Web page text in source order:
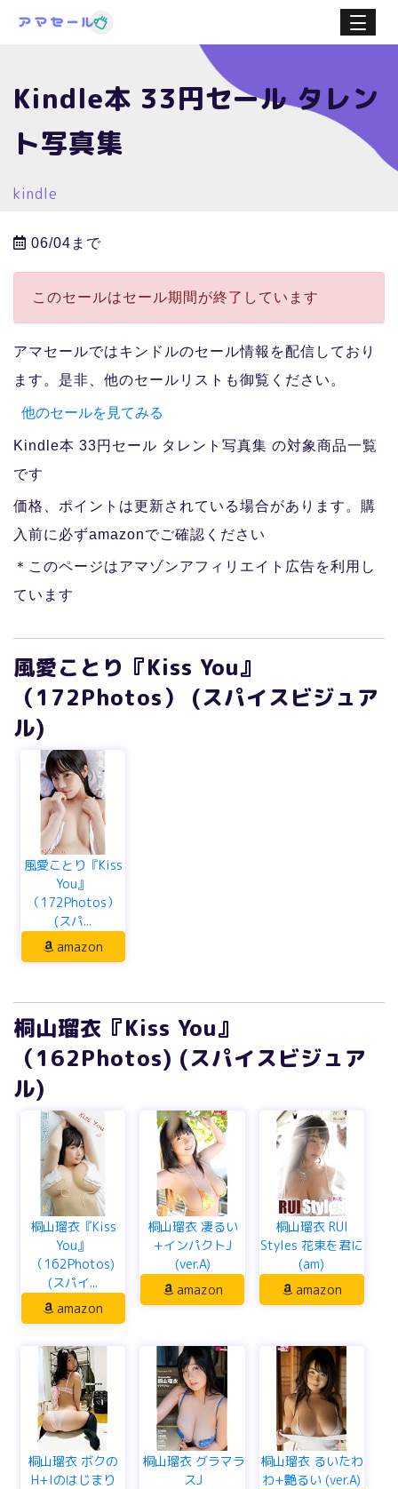
Kindle本 33円セール タレン
ト写真集
kindle
06/04まで
このセールはセール期間が終了しています
アマセールではキンドルのセール情報を配信しており
ます。是非、他のセールリストも御覧ください。
他のセールを見てみる
Kindle本 33円セール タレント写真集 の対象商品一覧
です
価格、ポイントは更新されている場合があります。購
入前に必ずamazonでご確認ください
＊このページはアマゾンアフィリエイト広告を利用し
ています
風愛ことり『Kiss You』
（172Photos） (スパイスビジュア
ル)
風愛ことり『Kiss
You』
（172Photos）
(スパ...
amazon
桐山瑠衣『Kiss You』
（162Photos) (スパイスビジュア
ル)
桐山瑠衣『Kiss
You』
（162Photos)
(スパイ...
amazon
桐山瑠衣 凄るい
+インパクトJ
(ver.A)
amazon
桐山瑠衣 RUI
Styles 花束を君に
(am)
amazon
桐山瑠衣 ボクの
H+Iのはじまり
桐山瑠衣 グラマラ
スJ
桐山瑠衣 るいたわ
わ+艶るい (ver.A)